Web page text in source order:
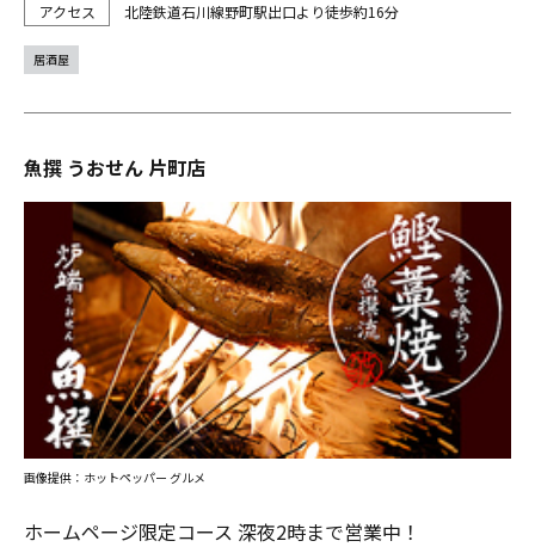
北陸鉄道石川線野町駅出口より徒歩約16分
居酒屋
魚撰 うおせん 片町店
ホームページ限定コース 深夜2時まで営業中！
画像提供：ホットペッパー グルメ